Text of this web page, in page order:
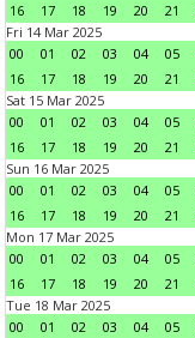
16
17 18 19 20 21
Fri 14 Mar 2025
00
01 02 03 04 05
16
17 18 19 20 21
Sat 15 Mar 2025
00
01 02 03 04 05
16
17 18 19 20 21
Sun 16 Mar 2025
00
01 02 03 04 05
16
17 18 19 20 21
Mon 17 Mar 2025
00
01 02 03 04 05
16
17 18 19 20 21
Tue 18 Mar 2025
00
01 02 03 04 05